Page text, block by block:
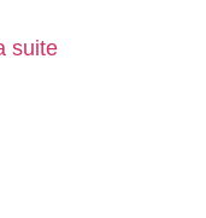
suite